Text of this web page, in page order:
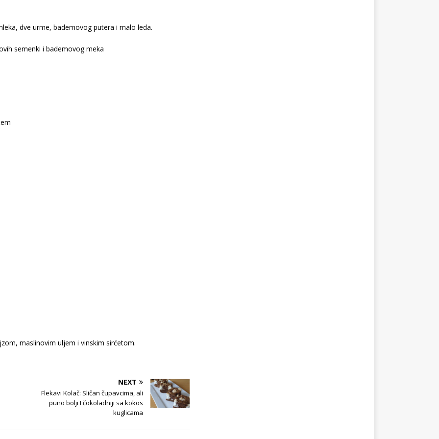
dve urme, bademovog putera i malo leda.
semenki i bademovog meka
maslinovim uljem i vinskim sirćetom.
NEXT
Flekavi Kolač: Sličan čupavcima, ali
puno bolji I čokoladniji sa kokos
kuglicama